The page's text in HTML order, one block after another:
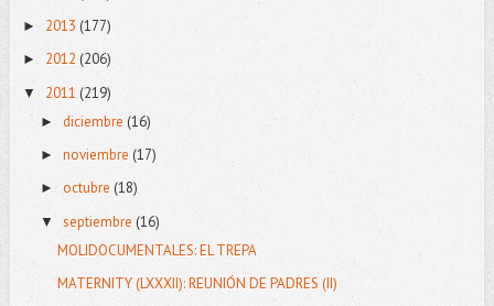
► 2013 (177)
► 2012 (206)
▼ 2011 (219)
► diciembre (16)
► noviembre (17)
► octubre (18)
▼ septiembre (16)
MOLIDOCUMENTALES: EL TREPA
MATERNITY (LXXXII): REUNIÓN DE PADRES (II)